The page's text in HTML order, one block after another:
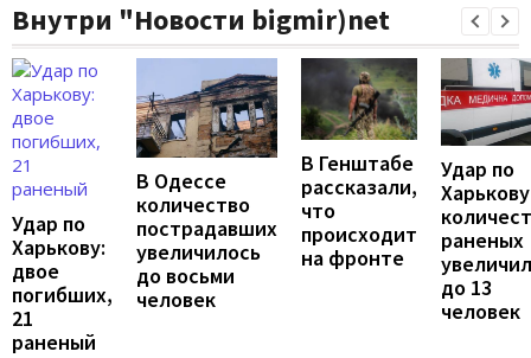
Внутри "Новости bigmir)net
Удар по
Харькову:
двое
погибших,
21
раненый
В Одессе
количество
пострадавших
увеличилось
до восьми
человек
В Генштабе
рассказали,
что
происходит
на фронте
Удар по
раненых
до 13
человек